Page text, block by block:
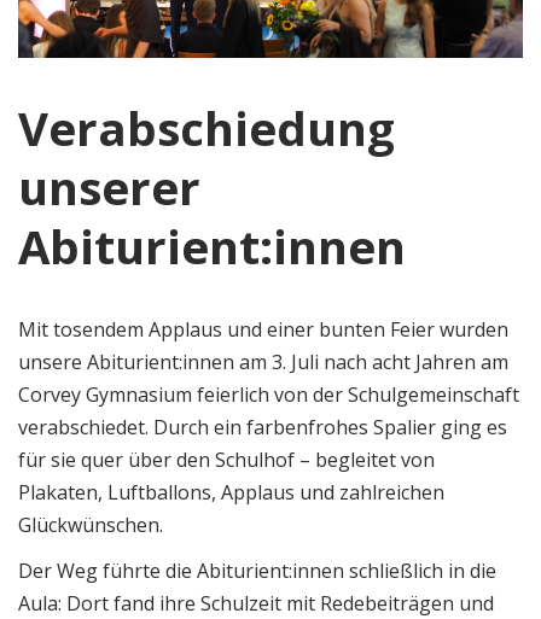
Verabschiedung
unserer
Abiturient:innen
Mit tosendem Applaus und einer bunten Feier wurden
unsere Abiturient:innen am 3. Juli nach acht Jahren am
Corvey Gymnasium feierlich von der Schulgemeinschaft
verabschiedet. Durch ein farbenfrohes Spalier ging es
für sie quer über den Schulhof – begleitet von
Plakaten, Luftballons, Applaus und zahlreichen
Glückwünschen.
Der Weg führte die Abiturient:innen schließlich in die
Aula: Dort fand ihre Schulzeit mit Redebeiträgen und